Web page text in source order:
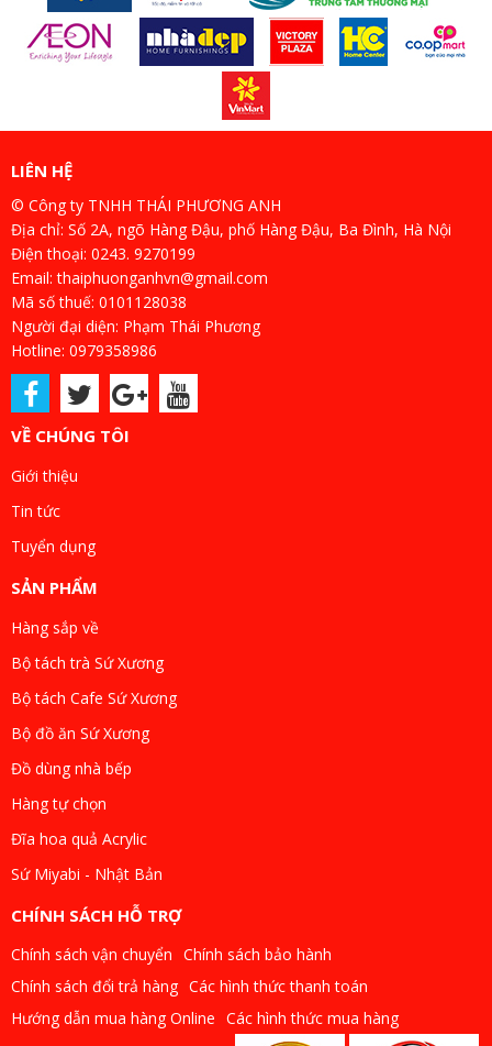
LIÊN HỆ
© Công ty TNHH THÁI PHƯƠNG ANH
Địa chỉ: Số 2A, ngõ Hàng Đậu, phố Hàng Đậu, Ba Đình, Hà Nội
Điện thoại: 0243. 9270199
Email: thaiphuonganhvn@gmail.com
Mã số thuế: 0101128038
Người đại diện: Phạm Thái Phương
Hotline: 0979358986
VỀ CHÚNG TÔI
Giới thiệu
Tin tức
Tuyển dụng
SẢN PHẨM
Hàng sắp về
Bộ tách trà Sứ Xương
Bộ tách Cafe Sứ Xương
Bộ đồ ăn Sứ Xương
Đồ dùng nhà bếp
Hàng tự chọn
Đĩa hoa quả Acrylic
Sứ Miyabi - Nhật Bản
CHÍNH SÁCH HỖ TRỢ
Chính sách vận chuyển Chính sách bảo hành
Chính sách đổi trả hàng Các hình thức thanh toán
Hướng dẫn mua hàng Online Các hình thức mua hàng